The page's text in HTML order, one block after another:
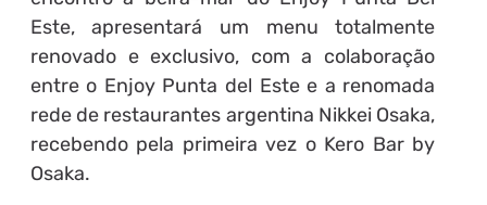
Este, apresentará um menu totalmente
renovado e exclusivo, com a colaboração
entre o Enjoy Punta del Este e a renomada
rede de restaurantes argentina Nikkei Osaka,
recebendo pela primeira vez o Kero Bar by
Osaka.